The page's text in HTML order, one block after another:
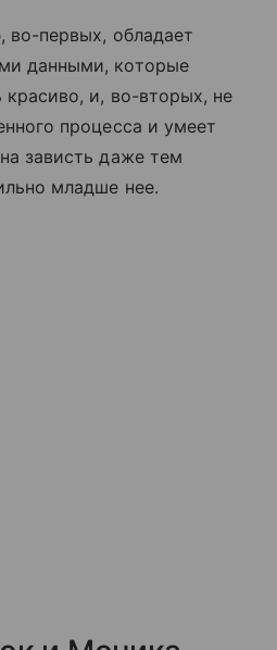
, во-первых, обладает
данными, которые
красиво, и, во-вторых, не
процесса и умеет
зависть даже тем
младше нее.